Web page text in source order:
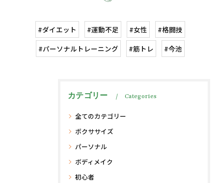
#ダイエット #運動不足 #女性
#格闘技
#パーソナルトレーニング
#筋トレ #今池
カテゴリー Categories
全てのカテゴリー
ボクササイズ
パーソナル
ボディメイク
初心者